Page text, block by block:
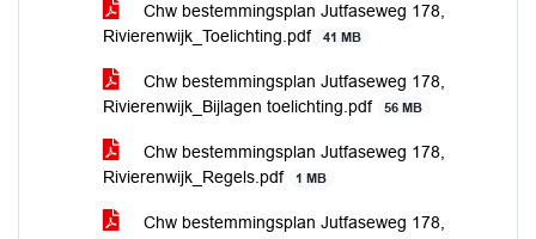
Chw bestemmingsplan Jutfaseweg 178,
Rivierenwijk_Toelichting.pdf
41 MB
Chw bestemmingsplan Jutfaseweg 178,
Rivierenwijk_Bijlagen toelichting.pdf
56 MB
Chw bestemmingsplan Jutfaseweg 178,
Rivierenwijk_Regels.pdf
1 MB
Chw bestemmingsplan Jutfaseweg 178,